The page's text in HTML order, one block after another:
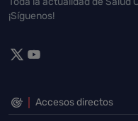
¡Síguenos!
Accesos directos